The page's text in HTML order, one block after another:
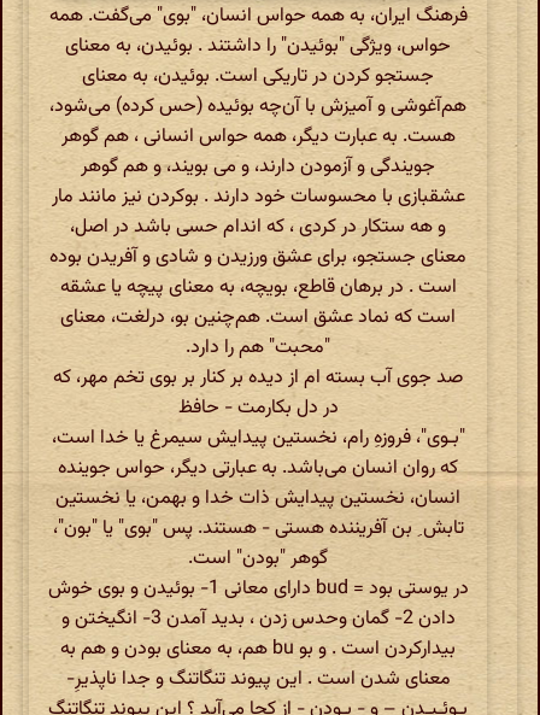
فرهنگ ایران، به همه حواس انسان، "بوی" می‌گفت. همه
حواس، ویژگی "بوئیدن" را داشتند . بوئیدن، به معنای
جستجو کردن در تاریکی است. بوئیدن، به معنای
هم‌آغوشی و آمیزش با آن‌چه بوئیده (حس کرده) می‌شود،
هست. به عبارت دیگر، همه حواس انسانی ، هم گوهر
جویندگی و آزمودن دارند، و می بویند، و هم گوهر
عشقبازی با محسوسات خود دارند . بوکردن نیز مانند مار
و هه ستکار در کردی ، که اندام حسی باشد در اصل،
معنای جستجو، برای عشق ورزیدن و شادی و آفریدن بوده
است . در برهان قاطع، بویچه، به معنای پیچه یا عشقه
است که نماد عشق است. هم‌چنین بو، درلغت، معنای
"محبت" هم را دارد.
صد جوی آب بسته ام از دیده بر کنار بر بوی تخم مهر، که
در دل بکارمت - حافظ
"بـوی"، فروزهِ رام، نخستین پیدایش سیمرغ یا خدا است،
که روان انسان می‌باشد. به عبارتی دیگر، حواس جوینده
انسان، نخستین پیدایش ذات خدا و بهمن، یا نخستین
تابش ِ بن آفریننده هستی - هستند. پس "بوی" یا "بون"،
گوهر "بودن" است.
در یوستی بود = bud دارای معانی 1- بوئیدن و بوی خوش
دادن 2- گمان وحدس زدن ، بدید آمدن 3- انگیختن و
بیدارکردن است . و بو bu هم، به معنای بودن و هم به
معنای شدن است . این پیوند تنگاتنگ و جدا ناپذیرِ-